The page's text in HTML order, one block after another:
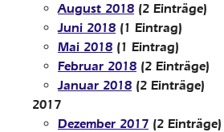
August 2018 (2 Einträge)
Juni 2018 (1 Eintrag)
Mai 2018 (1 Eintrag)
Februar 2018 (2 Einträge)
Januar 2018 (2 Einträge)
2017
Dezember 2017 (2 Einträge)